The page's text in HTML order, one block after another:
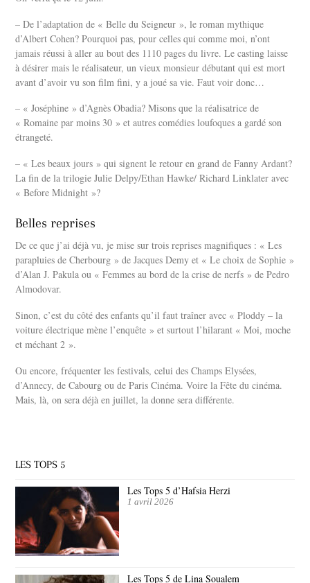
– De l’adaptation de « Belle du Seigneur », le roman mythique
d’Albert Cohen? Pourquoi pas, pour celles qui comme moi, n’ont
jamais réussi à aller au bout des 1110 pages du livre. Le casting laisse
à désirer mais le réalisateur, un vieux monsieur débutant qui est mort
avant d’avoir vu son film fini, y a joué sa vie. Faut voir donc…
– « Joséphine » d’Agnès Obadia? Misons que la réalisatrice de
« Romaine par moins 30 » et autres comédies loufoques a gardé son
étrangeté.
– « Les beaux jours » qui signent le retour en grand de Fanny Ardant?
La fin de la trilogie Julie Delpy/Ethan Hawke/ Richard Linklater avec
« Before Midnight »?
Belles reprises
De ce que j’ai déjà vu, je mise sur trois reprises magnifiques : « Les
parapluies de Cherbourg » de Jacques Demy et « Le choix de Sophie »
d’Alan J. Pakula ou « Femmes au bord de la crise de nerfs » de Pedro
Almodovar.
Sinon, c’est du côté des enfants qu’il faut traîner avec « Ploddy – la
voiture électrique mène l’enquête » et surtout l’hilarant « Moi, moche
et méchant 2 ».
Ou encore, fréquenter les festivals, celui des Champs Elysées,
d’Annecy, de Cabourg ou de Paris Cinéma. Voire la Fête du cinéma.
Mais, là, on sera déjà en juillet, la donne sera différente.
LES TOPS 5
Les Tops 5 d’Hafsia Herzi
1 avril 2026
Les Tops 5 de Lina Soualem